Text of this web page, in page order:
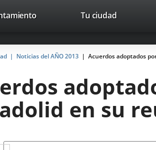
avaTop
Tu ciudad
Noticias del AÑO 2013 Acuerdos adoptados
en su